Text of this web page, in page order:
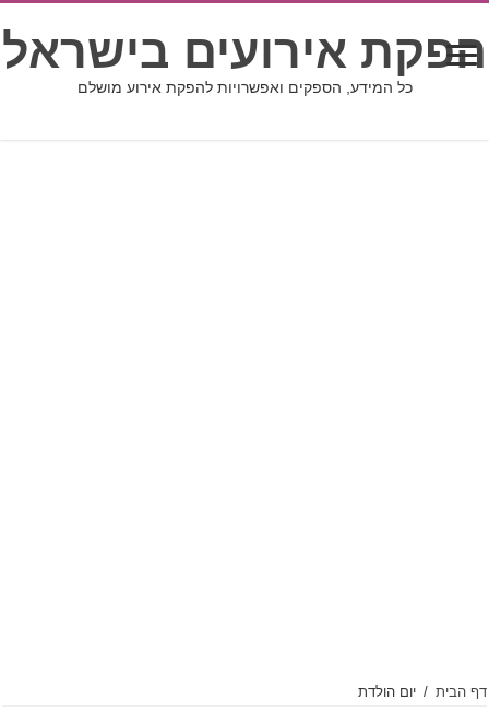
הפקת אירועים בישראל
כל המידע, הספקים ואפשרויות להפקת אירוע מושלם
דף הבית / יום הולדת